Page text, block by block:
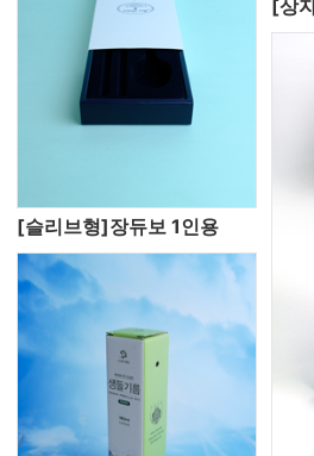
[슬리브형]장듀보 1인용
[상